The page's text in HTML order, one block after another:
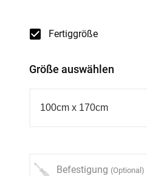
Fertiggröße
Größe auswählen
Befestigung (Optional)